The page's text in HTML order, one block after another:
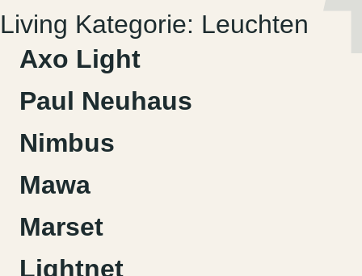
Zum
Inhalt
MENU
DE
Living Kategorie: Leuchten
Axo Light
Paul Neuhaus
Nimbus
Mawa
Marset
Lightnet